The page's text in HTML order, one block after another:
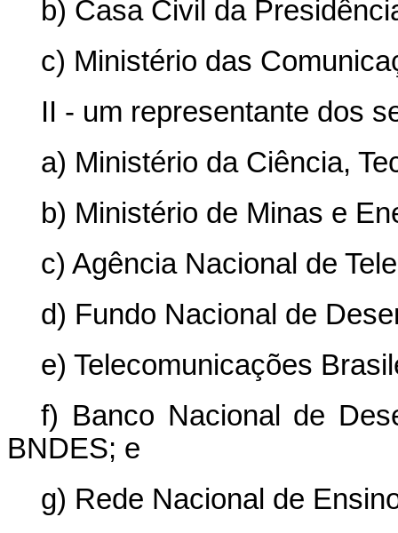
b) Casa Civil da
c) Ministério das
II - um representante dos
a) Ministério da Ciência,
b) Ministério de Minas e
c) Agência Nacional de
d) Fundo Nacional de
e) Telecomunicações
f) Banco Nacional de
BNDES; e
g) Rede Nacional de